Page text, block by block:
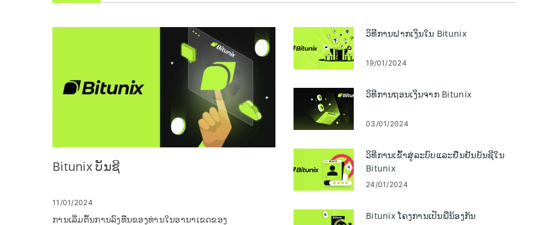
Bitunix ບັນຊີ
11/01/2024
ການເລີ່ມຕົ້ນການລົງທືນຂອງທ່ານໃນອານາເຂດຂອງ
ວິທີການຝາກເງິນໃນ Bitunix
19/01/2024
ວິທີການຖອນເງິນຈາກ Bitunix
03/01/2024
ວິທີການເຂົ້າສູ່ລະບົບແລະຢືນຢັນບັນຊີໃນ
Bitunix
24/01/2024
Bitunix ໂຄງການເປັນພີ່ນ້ອງກັນ